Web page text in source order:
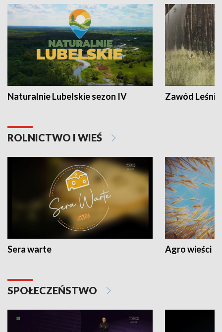
Naturalnie Lubelskie sezon IV Zawód Leśnik
ROLNICTWO I WIEŚ
Sera warte Agro wieści
SPOŁECZEŃSTWO